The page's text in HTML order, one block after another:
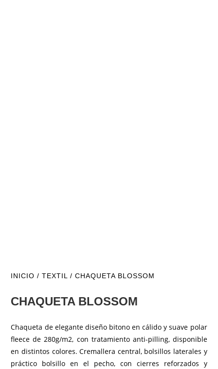
INICIO /TEXTIL / CHAQUETA BLOSSOM
CHAQUETA BLOSSOM
Chaqueta de elegante diseño bitono en cálido y suave polar
fleece de 280g/m2, con tratamiento anti-pilling, disponible
en distintos colores. Cremallera central, bolsillos laterales y
práctico bolsillo en el pecho, con cierres reforzados y